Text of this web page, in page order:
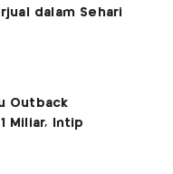
dalam Sehari
Outback
Miliar, Intip